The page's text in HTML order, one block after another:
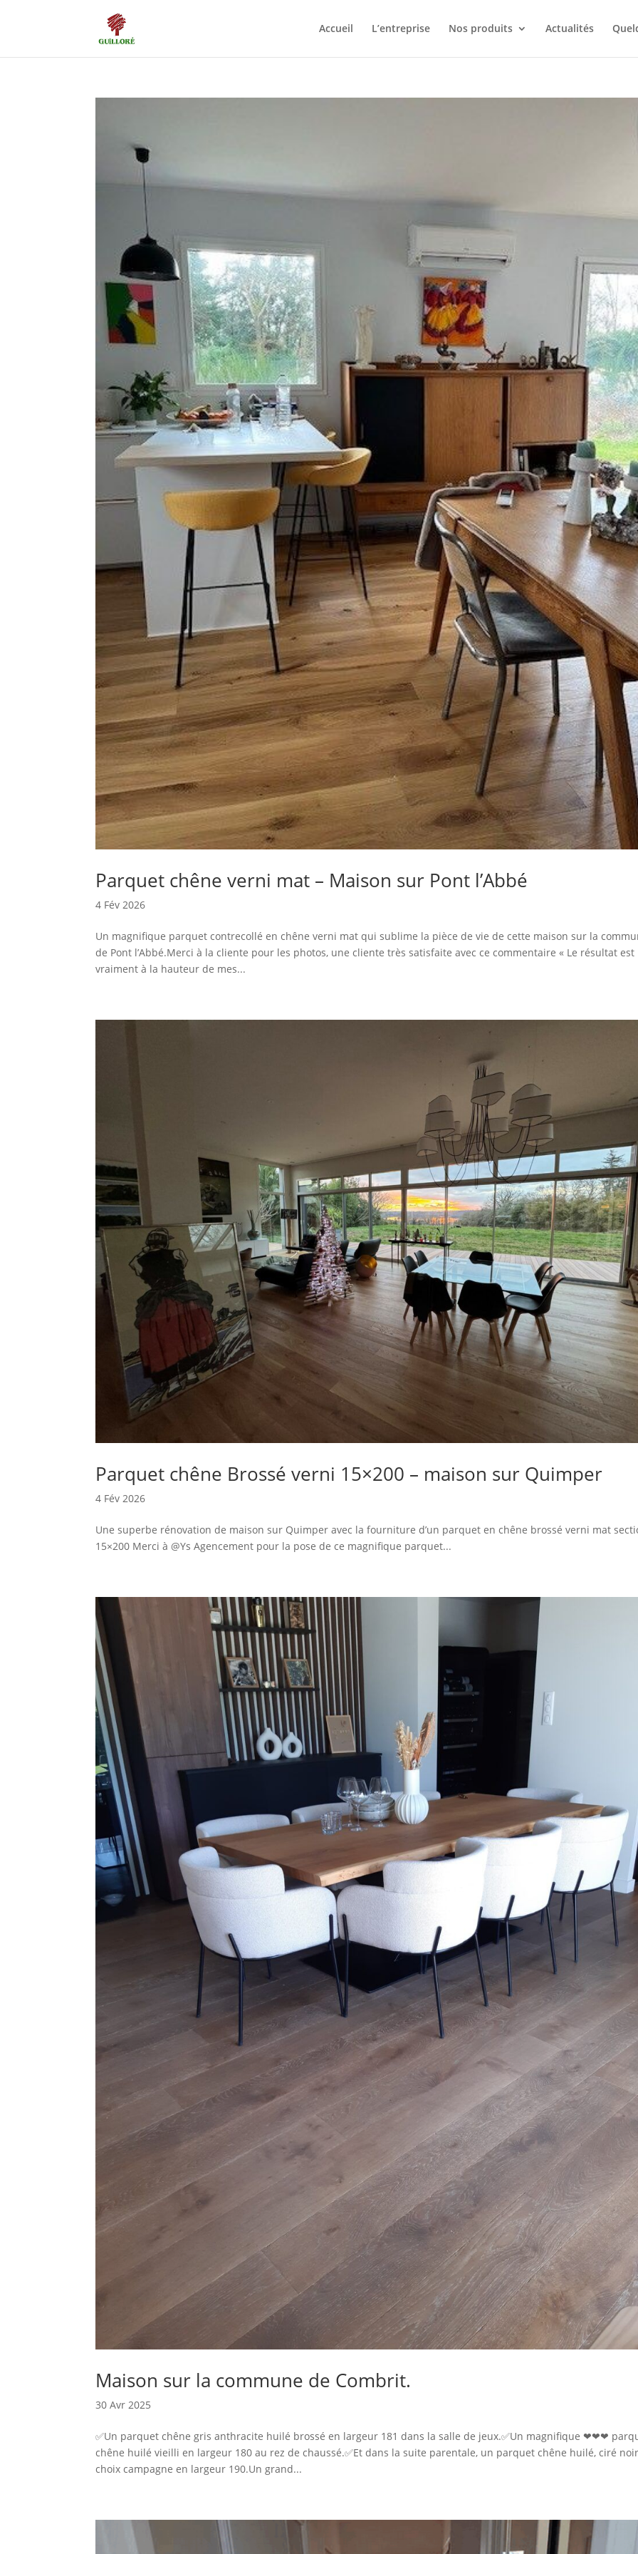
Accueil L’entreprise Nos produits Actualités
Parquet chêne verni mat – Maison sur Pont l’Abbé
4 Fév 2026
Un magnifique parquet contrecollé en chêne verni mat qui sublime la pièce de vie de cette maison sur la
de Pont l’Abbé.Merci à la cliente pour les photos, une cliente très satisfaite avec ce commentaire « Le résultat est
vraiment à la hauteur de mes...
Parquet chêne Brossé verni 15×200 – maison sur Quimper
4 Fév 2026
Une superbe rénovation de maison sur Quimper avec la fourniture d’un parquet en chêne brossé verni mat
15×200 Merci à @Ys Agencement pour la pose de ce magnifique parquet...
Maison sur la commune de Combrit.
30 Avr 2025
✅Un parquet chêne gris anthracite huilé brossé en largeur 181 dans la salle de jeux.✅Un magnifique ❤❤❤
chêne huilé vieilli en largeur 180 au rez de chaussé.✅Et dans la suite parentale, un parquet chêne huilé, ciré
choix campagne en largeur 190.Un grand...